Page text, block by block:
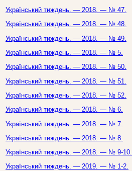
Український тиждень. — 2018. — № 47.
Український тиждень. — 2018. — № 48.
Український тиждень. — 2018. — № 49.
Український тиждень. — 2018. — № 5.
Український тиждень. — 2018. — № 50.
Український тиждень. — 2018. — № 51.
Український тиждень. — 2018. — № 52.
Український тиждень. — 2018. — № 6.
Український тиждень. — 2018. — № 7.
Український тиждень. — 2018. — № 8.
Український тиждень. — 2018. — № 9-10.
Український тиждень. — 2019. — № 1-2.